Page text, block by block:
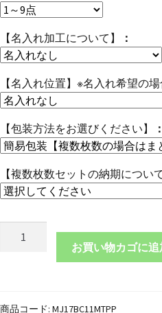
【名入れ加工について】
【名入れ位置】※名入れ希望の
【包装方法をお選びください】
【複数枚数セットの納期について
お買い物カゴに追
商品コード: MJ17BC11MTPP